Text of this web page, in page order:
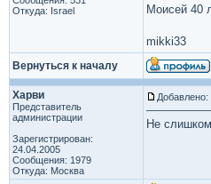
Откуда: Israel
Моисей 40
mikki33
Вернуться к началу
Харви
Представитель
администрации
Зарегистрирован:
24.04.2005
Сообщения: 1979
Откуда: Москва
Добавлено:
Не